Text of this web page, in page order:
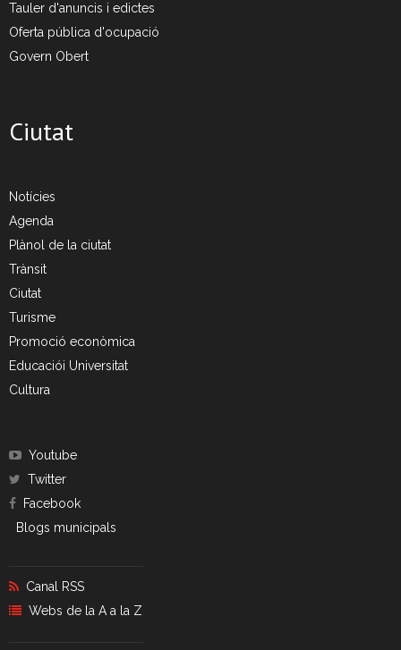
Nou model de contenidors d’alta eficiència
Tauler d'anuncis i edictes
Oferta pública d'ocupació
Govern Obert
Ciutat
Notícies
Agenda
Plànol de la ciutat
Trànsit
Ciutat
Turisme
Promoció econòmica
Educaciói Universitat
Cultura
Youtube
Twitter
Facebook
Blogs municipals
Canal RSS
Webs de la A a la Z